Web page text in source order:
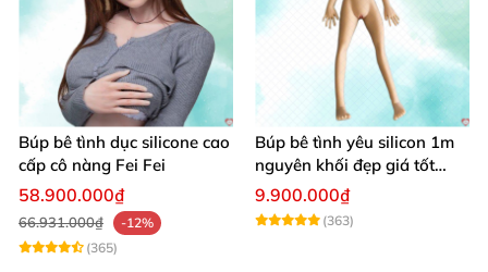
Búp bê tình dục silicone cao
cấp cô nàng Fei Fei
58.900.000₫
66.931.000₫
-12%
(365)
Búp bê tình yêu silicon 1m
nguyên khối đẹp giá tốt
giao nhanh
9.900.000₫
(363)